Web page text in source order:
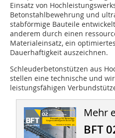
Einsatz von
Betonstahlbewehrung und
stabförmige Bauteile
anderem durch einen
Materialeinsatz, ein
Dauerhaftigkeit auszeichnen.
Schleuderbetonstützen aus
stellen eine technische und
leistungsfähigen
Mehr
BFT